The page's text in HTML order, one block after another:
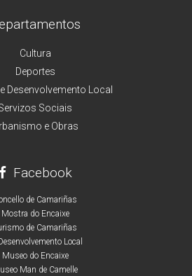
Cultura
Deportes
Desenvolvemento Local
Sociais
e Obras
Facebook
de Camariñas
Mostra do Encaixe
de Camariñas
Local
Museo do Encaixe
Man de Camelle